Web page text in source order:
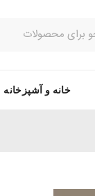
خانه و آشپزخانه